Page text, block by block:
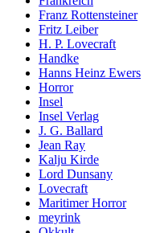
Franz Rottensteiner
Fritz Leiber
H. P. Lovecraft
Handke
Hanns Heinz Ewers
Horror
Insel
Insel Verlag
J. G. Ballard
Jean Ray
Kalju Kirde
Lord Dunsany
Lovecraft
Maritimer Horror
meyrink